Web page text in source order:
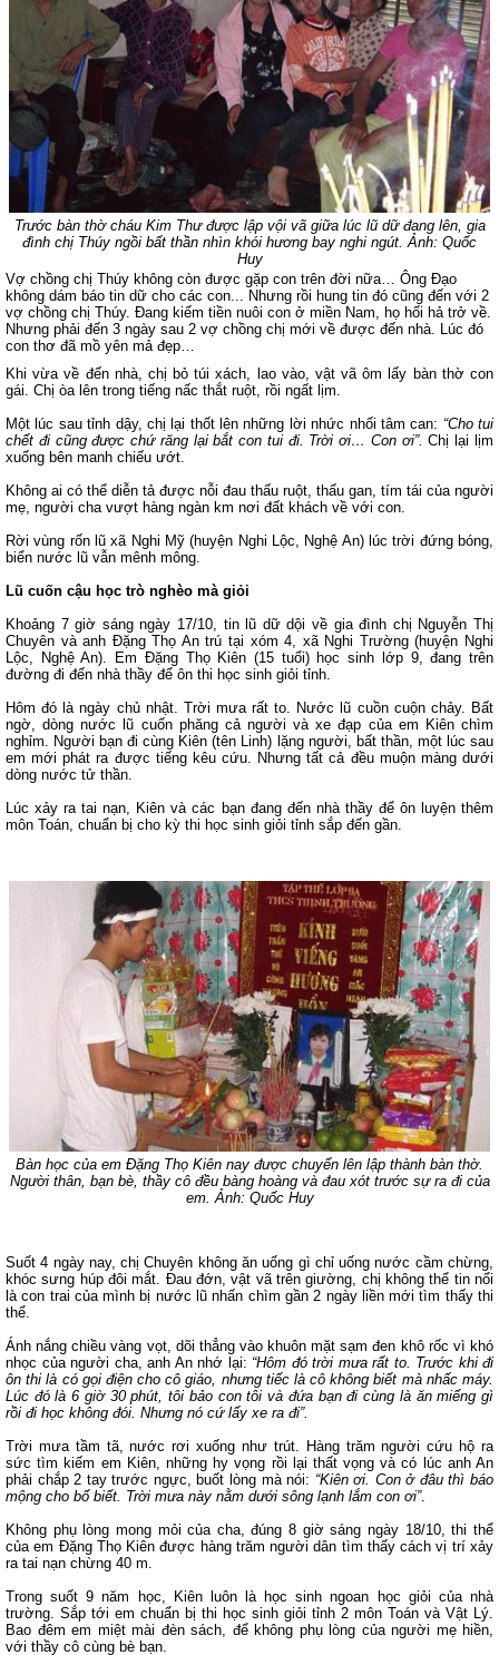
Trước bàn thờ cháu Kim Thư được lập vội vã giữa lúc lũ dữ đang lên, gia
đình chị Thúy ngồi bất thần nhìn khói hương bay nghi ngút.Ảnh: Quốc
Huy
Vợ chồng chị Thúy không còn được gặp con trên đời nữa… Ông Đạo
không dám báo tin dữ cho các con... Nhưng rồi hung tin đó cũng đến với 2
vợ chồng chị Thúy. Đang kiếm tiền nuôi con ở miền Nam, họ hối hả trở về.
Nhưng phải đến 3 ngày sau 2 vợ chồng chị mới về được đến nhà. Lúc đó
con thơ đã mồ yên mả đẹp…
Khi vừa về đến nhà, chị bỏ túi xách, lao vào, vật vã ôm lấy bàn thờ con
gái. Chị òa lên trong tiếng nấc thắt ruột, rồi ngất lịm.
Một lúc sau tỉnh dậy, chị lại thốt lên những lời nhức nhối tâm can: “Cho tui
chết đi cũng được chứ răng lại bắt con tui đi. Trời ơi… Con ơi”. Chị lại lịm
xuống bên manh chiếu ướt.
Không ai có thể diễn tả được nỗi đau thấu ruột, thấu gan, tím tái của người
mẹ, người cha vượt hàng ngàn km nơi đất khách về với con.
Rời vùng rốn lũ xã Nghi Mỹ (huyện Nghi Lộc, Nghệ An) lúc trời đứng bóng,
biển nước lũ vẫn mênh mông.
Lũ cuốn cậu học trò nghèo mà giỏi
Khoảng 7 giờ sáng ngày 17/10, tin lũ dữ dội về gia đình chị Nguyễn Thị
Chuyên và anh Đặng Thọ An trú tại xóm 4, xã Nghi Trường (huyện Nghi
Lộc, Nghệ An). Em Đặng Thọ Kiên (15 tuổi) học sinh lớp 9, đang trên
đường đi đến nhà thầy để ôn thi học sinh giỏi tỉnh.
Hôm đó là ngày chủ nhật. Trời mưa rất to. Nước lũ cuồn cuộn chảy. Bất
ngờ, dòng nước lũ cuốn phăng cả người và xe đạp của em Kiên chìm
nghỉm. Người bạn đi cùng Kiên (tên Linh) lặng người, bất thần, một lúc sau
em mới phát ra được tiếng kêu cứu. Nhưng tất cả đều muộn màng dưới
dòng nước tử thần.
Lúc xảy ra tai nạn, Kiên và các bạn đang đến nhà thầy để ôn luyện thêm
môn Toán, chuẩn bị cho kỳ thi học sinh giỏi tỉnh sắp đến gần.
Bàn học của em Đặng Thọ Kiên nay được chuyển lên lập thành bàn thờ.
Người thân, bạn bè, thầy cô đều bàng hoàng và đau xót trước sự ra đi của
em.Ảnh: Quốc Huy
Suốt 4 ngày nay, chị Chuyên không ăn uống gì chỉ uống nước cầm chừng,
khóc sưng húp đôi mắt. Đau đớn, vật vã trên giường, chị không thể tin nổi
là con trai của mình bị nước lũ nhấn chìm gần 2 ngày liền mới tìm thấy thi
thể.
Ánh nắng chiều vàng vọt, dõi thẳng vào khuôn mặt sạm đen khô rốc vì khó
nhọc của người cha, anh An nhớ lại: “Hôm đó trời mưa rất to. Trước khi đi
ôn thi là có gọi điện cho cô giáo, nhưng tiếc là cô không biết mà nhấc máy.
Lúc đó là 6 giờ 30 phút, tôi bảo con tôi và đứa bạn đi cùng là ăn miếng gì
rồi đi học không đói. Nhưng nó cứ lấy xe ra đi”.
Trời mưa tầm tã, nước rơi xuống như trút. Hàng trăm người cứu hộ ra
sức tìm kiếm em Kiên, những hy vọng rồi lại thất vọng và có lúc anh An
phải chắp 2 tay trước ngực, buốt lòng mà nói: “Kiên ơi. Con ở đâu thì báo
mộng cho bố biết. Trời mưa này nằm dưới sông lạnh lắm con ơi”.
Không phụ lòng mong mỏi của cha, đúng 8 giờ sáng ngày 18/10, thi thể
của em Đặng Thọ Kiên được hàng trăm người dân tìm thấy cách vị trí xảy
ra tai nạn chừng 40 m.
Trong suốt 9 năm học, Kiên luôn là học sinh ngoan học giỏi của nhà
trường. Sắp tới em chuẩn bị thi học sinh giỏi tỉnh 2 môn Toán và Vật Lý.
Bao đêm em miệt mài đèn sách, để không phụ lòng của người mẹ hiền,
với thầy cô cùng bè bạn.